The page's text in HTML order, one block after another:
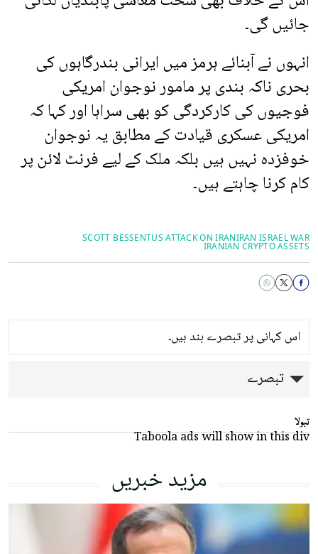
جائیں گی۔
انہوں نے آبنائے ہرمز میں ایرانی بندرگاہوں کی
بحری ناکہ بندی پر مامور نوجوان امریکی
فوجیوں کی کارکردگی کو بھی سراہا اور کہا کہ
امریکی عسکری قیادت کے مطابق یہ نوجوان
خوفزدہ نہیں ہیں بلکہ ملک کے لیے فرنٹ لائن پر
کام کرنا چاہتے ہیں۔
IRAN ISRAEL WAR
US ATTACK ON IRAN
SCOTT ⁠BESSENT
IRANIAN CRYPTO ASSETS
اس کہانی پر تبصرے بند ہیں۔
تبصرے
تبولا
Taboola ads will show in this div
مزید خبریں